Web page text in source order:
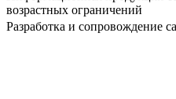
возрастных ограничений
Разработка и сопровождение